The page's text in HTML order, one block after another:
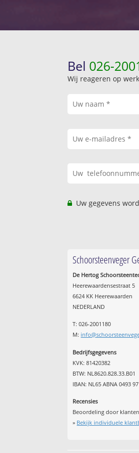
Bel 026-
Wij reageren op
Uw gegevens
Schoorsteenveger
De Hertog
Heerewaardensestraat 5
6624 KK Heerewaarden
NEDERLAND
T: 026-2001180
M:
Bedrijfsgegevens
KVK: 81420382
BTW: NL8620.828.33.B01
IBAN: NL65 ABNA 0493
Recensies
Beoordeling door
» Bekijk individuele